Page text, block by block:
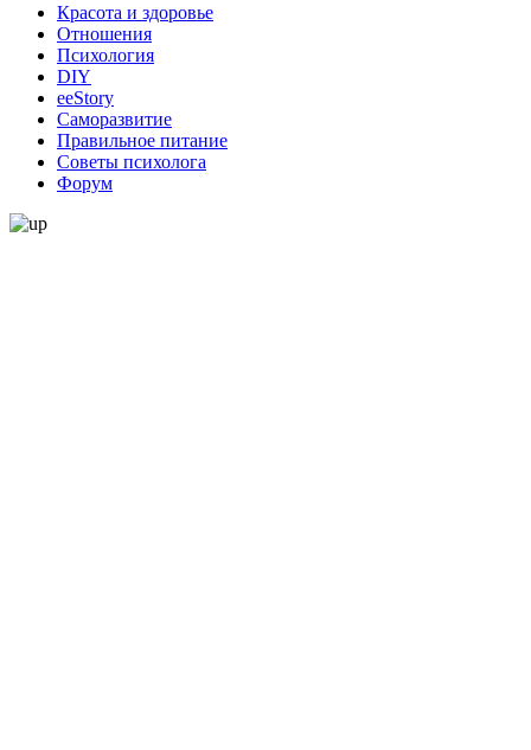
Красота и здоровье
Отношения
Психология
DIY
ееStory
Саморазвитие
Правильное питание
Советы психолога
Форум